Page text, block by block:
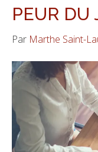
PEUR DU
Par Marthe Saint-